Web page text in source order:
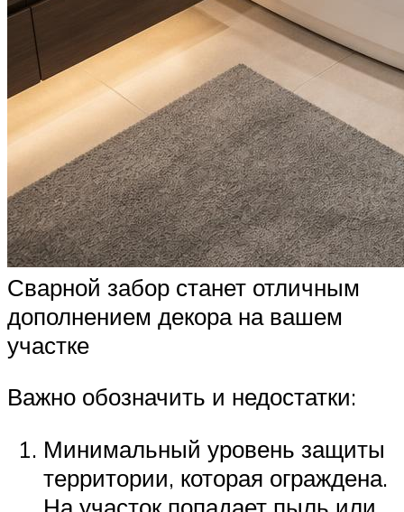
Сварной забор станет отличным
дополнением декора на вашем
участке
Важно обозначить и недостатки:
Минимальный уровень защиты
территории, которая ограждена.